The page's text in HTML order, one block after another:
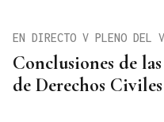
Conclusiones de
de Derechos
EN DIRECTO V PLENO DEL